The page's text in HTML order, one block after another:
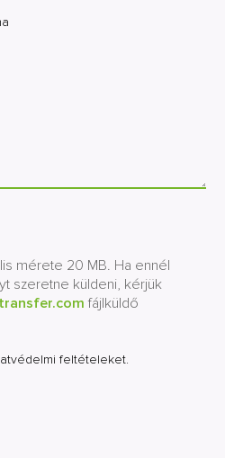
mérete 20 MB. Ha ennél
szeretne küldeni, kérjük
fájlküldő
feltételeket.